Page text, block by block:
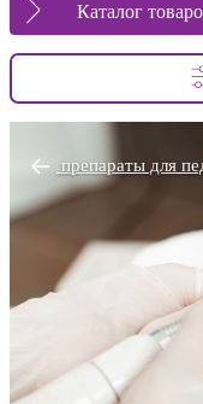
Каталог
препараты для